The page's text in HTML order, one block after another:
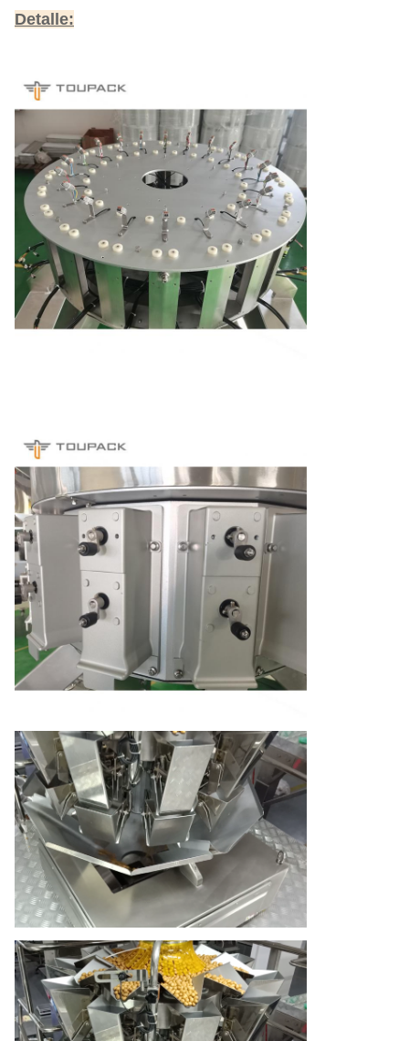
Detalle: